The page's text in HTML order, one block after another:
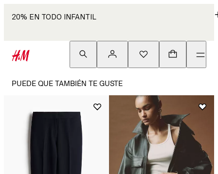
20% EN TODO INFANTIL
PUEDE QUE TAMBIÉN TE GUSTE